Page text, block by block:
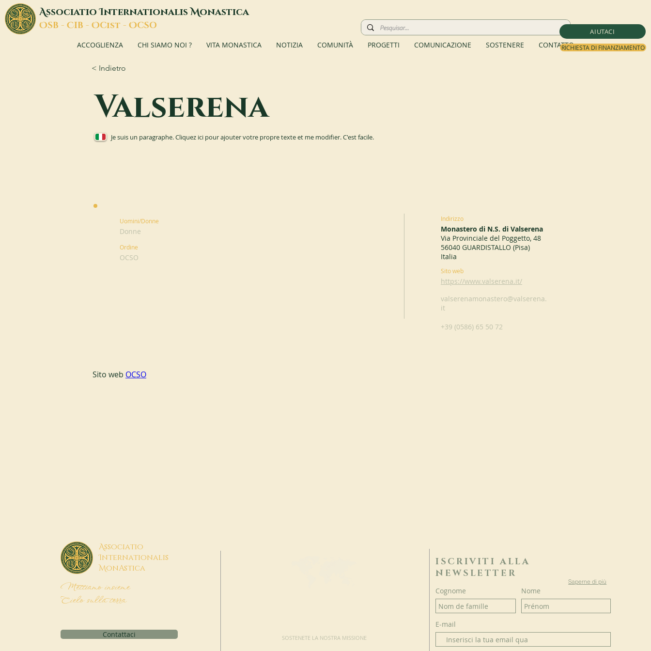
AIUTACI
RICHIESTA DI FINANZIAMENTO
AssociatioInternationalisMonastica
OSB - CIB - OCist - OCSO
ACCOGLIENZA CHI SIAMO NOI ? VITA MONASTICA NOTIZIA COMUNITÀ PROGETTI COMUNICAZIONE SOSTENERE CONTATTO
< Indietro
Valserena
Je suis un paragraphe. Cliquez ici pour ajouter votre propre texte et me modifier. C'est facile.
Uomini/Donne
Donne
Ordine
OCSO
Indirizzo
Monastero di N.S. di Valserena
Via Provinciale del Poggetto, 48
56040 GUARDISTALLO (Pisa)
Italia
Sito web
https://www.valserena.it/
valserenamonastero@valserena.
it
+39 (0586) 65 50 72
Sito web OCSO
Associatio
Internationalis
MonAstica
Mettiamo insieme
Cielo sulla terra
Contattaci SOSTENETE LA NOSTRA MISSIONE
ISCRIVITI ALLA
NEWSLETTER
Saperne di più
Cognome Nome
E-mail